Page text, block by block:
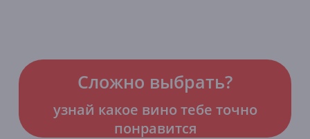
Сложно выбрать?
узнай какое вино тебе точно
понравится